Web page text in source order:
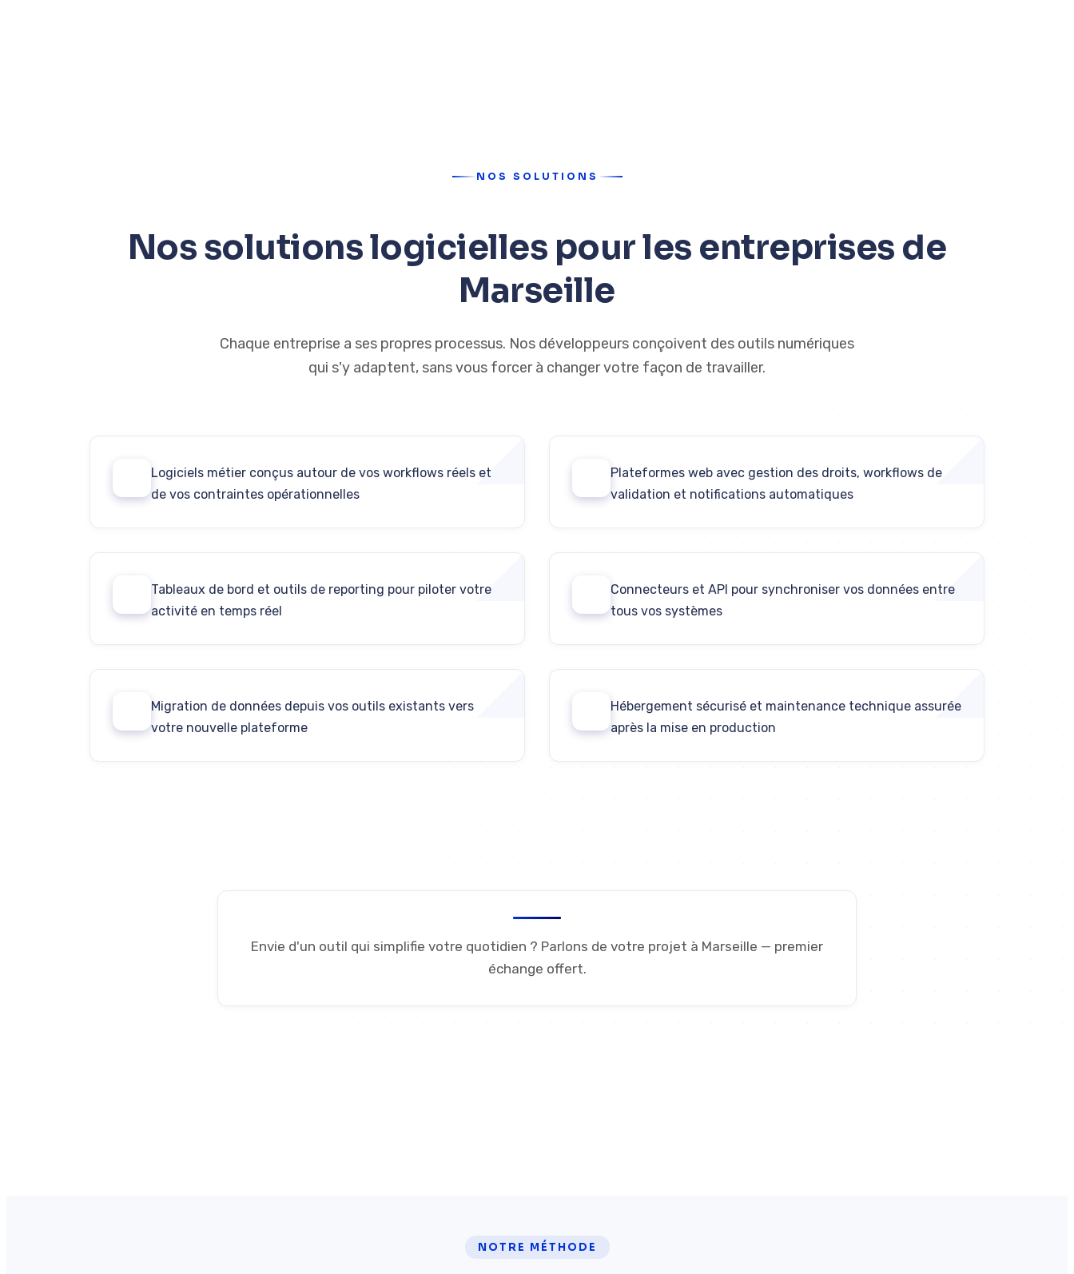
NOS SOLUTIONS
Nos solutions logicielles pour les entreprises de
Marseille
Chaque entreprise a ses propres processus. Nos développeurs conçoivent des outils numériques
qui s'y adaptent, sans vous forcer à changer votre façon de travailler.
Logiciels métier conçus autour de vos workflows réels et
de vos contraintes opérationnelles
Plateformes web avec gestion des droits, workflows de
validation et notifications automatiques
Tableaux de bord et outils de reporting pour piloter votre
activité en temps réel
Connecteurs et API pour synchroniser vos données entre
tous vos systèmes
Migration de données depuis vos outils existants vers
votre nouvelle plateforme
Hébergement sécurisé et maintenance technique assurée
après la mise en production
Envie d'un outil qui simplifie votre quotidien ? Parlons de votre projet à Marseille — premier
échange offert.
NOTRE MÉTHODE